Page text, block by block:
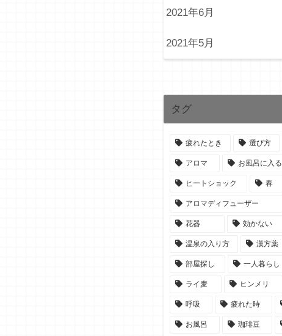
2021年6月
2021年5月
タグ
疲れたとき 選び方
アロマ お風呂に入る
ヒートショック 春
アロマディフューザー
花器 効かない
温泉の入り方 漢方薬
部屋探し 一人暮らし
ライ麦 ヒンメリ
呼吸 疲れた時
お風呂 珈琲豆